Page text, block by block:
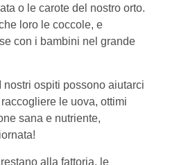
o le carote del nostro orto.
loro le coccole, e
con i bambini nel grande
ospiti possono aiutarci
le uova, ottimi
sana e nutriente,
alla fattoria, le